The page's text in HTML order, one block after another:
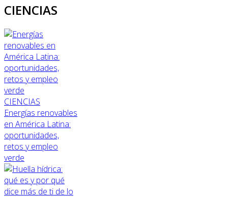
CIENCIAS
CIENCIAS
Energías renovables
en América Latina:
oportunidades,
retos y empleo
verde